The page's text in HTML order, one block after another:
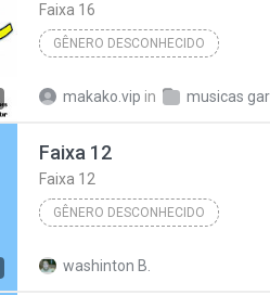
Faixa 16
GÊNERO DESCONHECIDO
Faixa 16
makako.vip in
Faixa 12
Faixa 12
GÊNERO DESCONHECIDO
washinton B.